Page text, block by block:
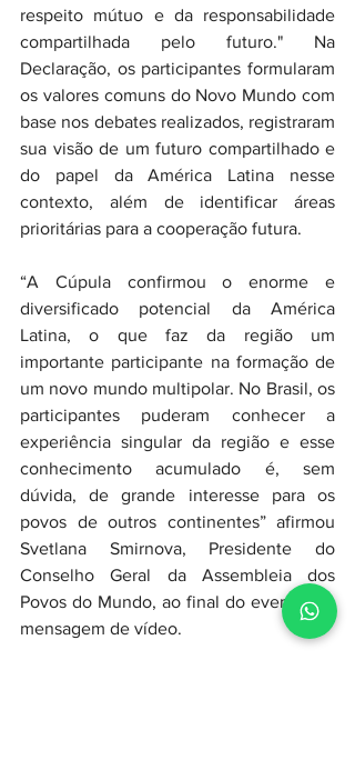
respeito mútuo e da responsabilidade
compartilhada pelo futuro." Na
Declaração, os participantes formularam
os valores comuns do Novo Mundo com
base nos debates realizados, registraram
sua visão de um futuro compartilhado e
do papel da América Latina nesse
contexto, além de identificar áreas
prioritárias para a cooperação futura.
“A Cúpula confirmou o enorme e
diversificado potencial da América
Latina, o que faz da região um
importante participante na formação de
um novo mundo multipolar. No Brasil, os
participantes puderam conhecer a
experiência singular da região e esse
conhecimento acumulado é, sem
dúvida, de grande interesse para os
povos de outros continentes” afirmou
Svetlana Smirnova, Presidente do
Conselho Geral da Assembleia dos
Povos do Mundo, ao final do evento em
mensagem de vídeo.